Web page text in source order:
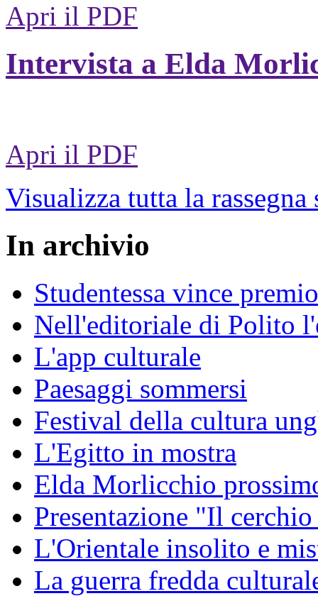
Apri il PDF
Intervista a Elda
Apri il PDF
Visualizza tutta la rassegna
In archivio
Studentessa vince
Nell'editoriale di Polito
L'app culturale
Paesaggi sommersi
Festival della cultura
L'Egitto in mostra
Elda Morlicchio
Presentazione "Il
L'Orientale insolito e
La guerra fredda